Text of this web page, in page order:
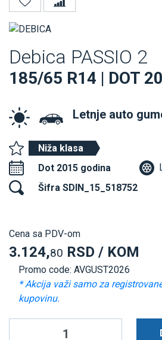
Debica PASSIO 2
185/65 R14 | DOT
Letnje auto
Niža klasa
Dot 2015 godina
Šifra SDIN_15_518752
Cena sa PDV-om
3.124,80 RSD / KOM
Promo code: AVGUST2026
* Akcija važi samo za
kupovinu.